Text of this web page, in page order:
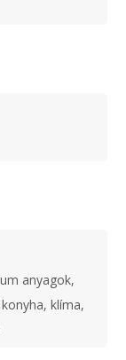
anyagok,
klíma,